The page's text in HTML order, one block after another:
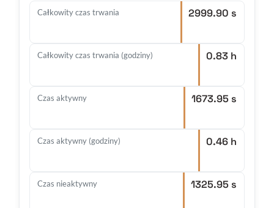
Całkowity czas trwania 2999.90 s
Całkowity czas trwania (godziny) 0.83 h
Czas aktywny 1673.95 s
Czas aktywny (godziny) 0.46 h
Czas nieaktywny 1325.95 s